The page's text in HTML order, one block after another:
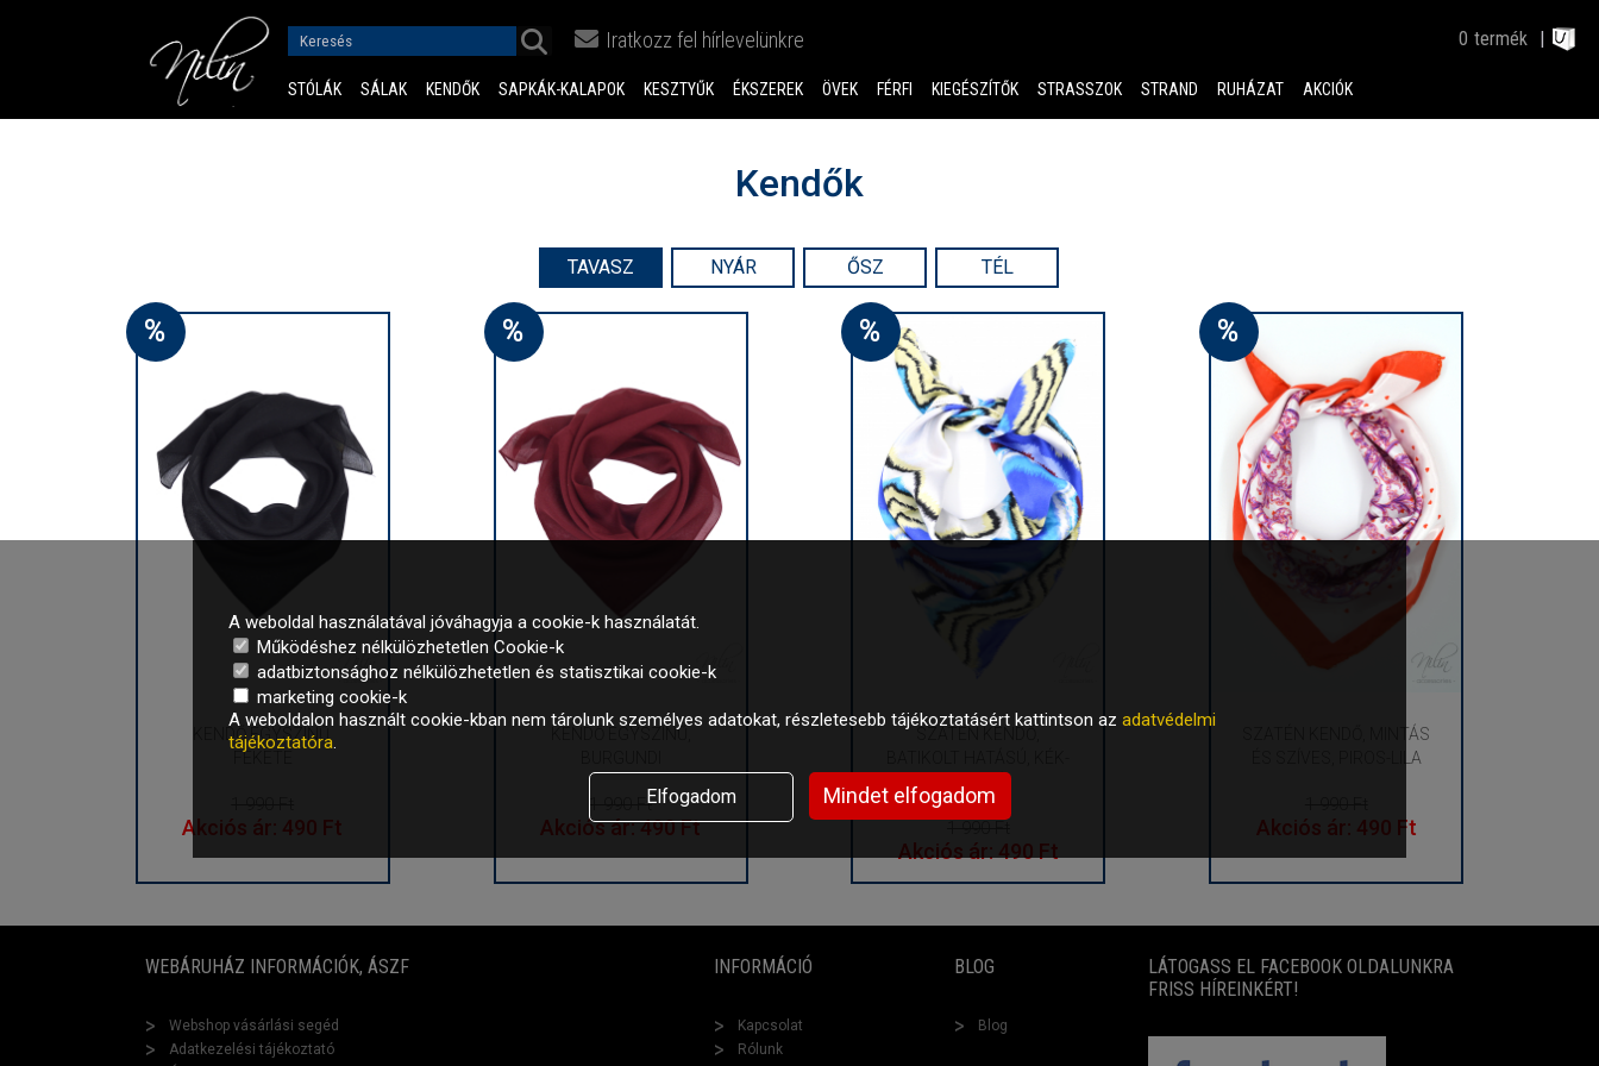
Iratkozz fel hírlevelünkre 0 termék
STÓLÁK SÁLAK KENDŐK SAPKÁK-KALAPOK KESZTYŰK ÉKSZEREK ÖVEK FÉRFI KIEGÉSZÍTŐK STRASSZOK STRAND RUHÁZAT AKCIÓK
Kendők
TAVASZ NYÁR ŐSZ TÉL
%
KENDŐ EGYSZÍNŰ,
FEKETE
Akciós ár: 490 Ft
%
KENDŐ EGYSZÍNŰ,
1 990 Ft
Akciós ár: 490 Ft
%
BORDÓ
Akciós ár: 490 Ft
%
SZATÉN KENDŐ, MINTÁS
ÉS SZÍVES, PIROS-LILA
Akciós ár: 490 Ft
WEBÁRUHÁZ INFORMÁCIÓK, ÁSZF
Webshop vásárlási segéd
Adatkezelési tájékoztató
INFORMÁCIÓ
Kapcsolat
Rólunk
BLOG
Blog
LÁTOGASS EL FACEBOOK OLDALUNKRA
FRISS HÍREINKÉRT!
A weboldal használatával jóváhagyja a cookie-k használatát.
Működéshez nélkülözhetetlen Cookie-k
adatbiztonsághoz nélkülözhetetlen és statisztikai cookie-k
marketing cookie-k
A weboldalon használt cookie-kban nem tárolunk személyes adatokat, részletesebb tájékoztatásért kattintson az adatvédelmi
tájékoztatóra.
Elfogadom Mindet elfogadom